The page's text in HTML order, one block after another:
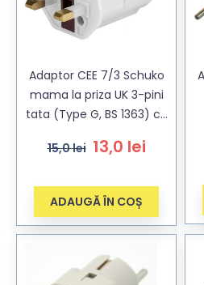
Adaptor CEE 7/3 Schuko
mama la priza UK 3-pini
tata (Type G, BS 1363) cu
15,0lei 13,0 lei
ADAUGĂ ÎN COȘ